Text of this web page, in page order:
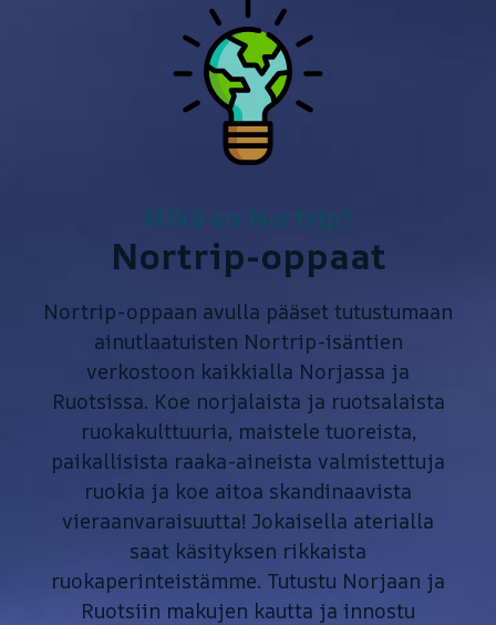
Mikä on Nortrip?
Nortrip-oppaat
Nortrip-oppaan avulla pääset tutustumaan
ainutlaatuisten Nortrip-isäntien
verkostoon kaikkialla Norjassa ja
Ruotsissa. Koe norjalaista ja ruotsalaista
ruokakulttuuria, maistele tuoreista,
paikallisista raaka-aineista valmistettuja
ruokia ja koe aitoa skandinaavista
vieraanvaraisuutta! Jokaisella aterialla
saat käsityksen rikkaista
ruokaperinteistämme. Tutustu Norjaan ja
Ruotsiin makujen kautta ja innostu